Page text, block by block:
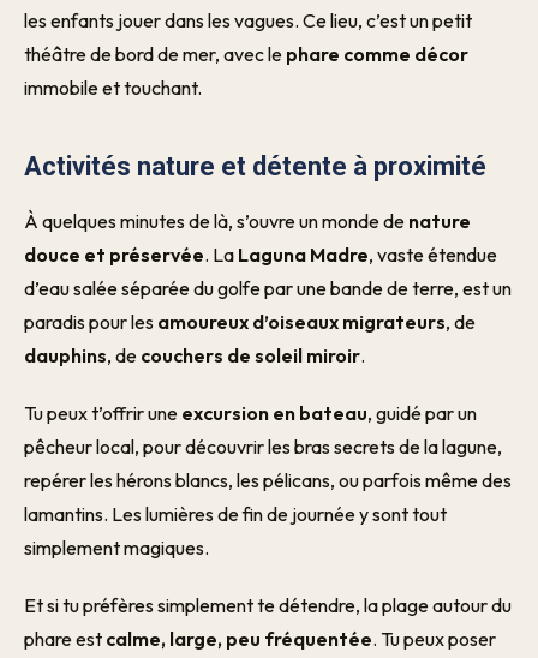
les enfants jouer dans les vagues. Ce lieu, c’est un petit
théâtre de bord de mer, avec le phare comme décor
immobile et touchant.
Activités nature et détente à proximité
À quelques minutes de là, s’ouvre un monde de nature
douce et préservée. La Laguna Madre, vaste étendue
d’eau salée séparée du golfe par une bande de terre, est un
paradis pour les amoureux d’oiseaux migrateurs, de
dauphins, de couchers de soleil miroir.
Tu peux t’offrir une excursion en bateau, guidé par un
pêcheur local, pour découvrir les bras secrets de la lagune,
repérer les hérons blancs, les pélicans, ou parfois même des
lamantins. Les lumières de fin de journée y sont tout
simplement magiques.
Et si tu préfères simplement te détendre, la plage autour du
phare est calme, large, peu fréquentée. Tu peux poser